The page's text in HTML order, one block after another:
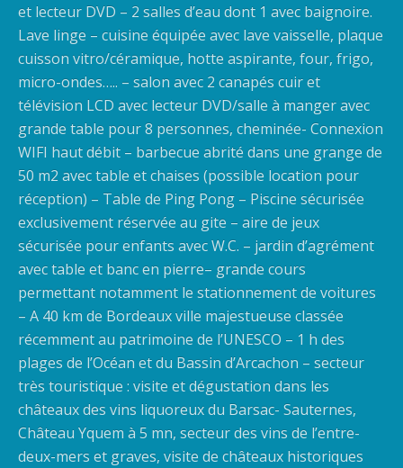
et lecteur DVD – 2 salles d’eau dont 1 avec baignoire.
Lave linge – cuisine équipée avec lave vaisselle, plaque
cuisson vitro/céramique, hotte aspirante, four, frigo,
micro-ondes….. – salon avec 2 canapés cuir et
télévision LCD avec lecteur DVD/salle à manger avec
grande table pour 8 personnes, cheminée- Connexion
WIFI haut débit – barbecue abrité dans une grange de
50 m2 avec table et chaises (possible location pour
réception) – Table de Ping Pong – Piscine sécurisée
exclusivement réservée au gite – aire de jeux
sécurisée pour enfants avec W.C. – jardin d’agrément
avec table et banc en pierre– grande cours
permettant notamment le stationnement de voitures
– A 40 km de Bordeaux ville majestueuse classée
récemment au patrimoine de l’UNESCO – 1 h des
plages de l’Océan et du Bassin d’Arcachon – secteur
très touristique : visite et dégustation dans les
châteaux des vins liquoreux du Barsac- Sauternes,
Château Yquem à 5 mn, secteur des vins de l’entre-
deux-mers et graves, visite de châteaux historiques